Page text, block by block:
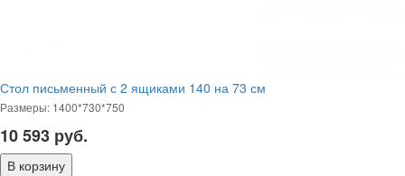
Стол письменный с 2 ящиками 140 на 73 см
Размеры: 1400*730*750
10 593 руб.